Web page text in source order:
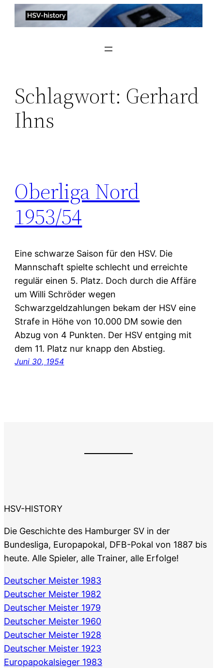
Zum
Inhalt
Schlagwort: Gerhard
Ihns
Oberliga Nord
1953/54
Eine schwarze Saison für den HSV. Die
Mannschaft spielte schlecht und erreichte
regulär einen 5. Platz. Doch durch die Affäre
um Willi Schröder wegen
Schwarzgeldzahlungen bekam der HSV eine
Strafe in Höhe von 10.000 DM sowie den
Abzug von 4 Punkten. Der HSV entging mit
dem 11. Platz nur knapp den Abstieg.
Juni 30, 1954
HSV-HISTORY
Die Geschichte des Hamburger SV in der
Bundesliga, Europapokal, DFB-Pokal von 1887 bis
heute. Alle Spieler, alle Trainer, alle Erfolge!
Deutscher Meister 1983
Deutscher Meister 1982
Deutscher Meister 1979
Deutscher Meister 1960
Deutscher Meister 1928
Deutscher Meister 1923
Europapokalsieger 1983